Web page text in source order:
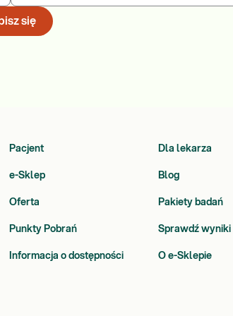
się
Pacjent Dla lekarza
e-Sklep Blog
Oferta Pakiety badań
Punkty Pobrań Sprawdź wyniki
Informacja o dostępności O e-Sklepie